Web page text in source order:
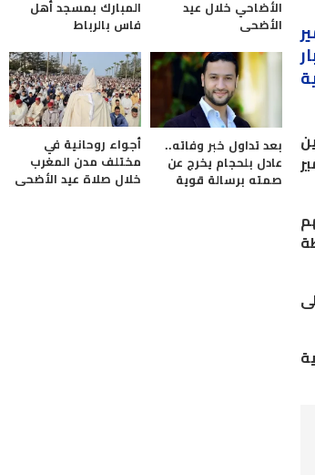
الأضاحي خلال عيد
الأضحى
المبارك بمسجد أهل
فاس بالرباط
بعد تداول خبر وفاته..
عادل بلحجام يخرج عن
صمته برسالة قوية
أجواء روحانية في
مختلف مدن المغرب
خلال صلاة عيد الأضحى